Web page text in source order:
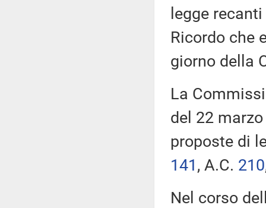
legge
Ricordo che
giorno della
La
del 22
proposte di
141​, A.C. 210
Nel corso